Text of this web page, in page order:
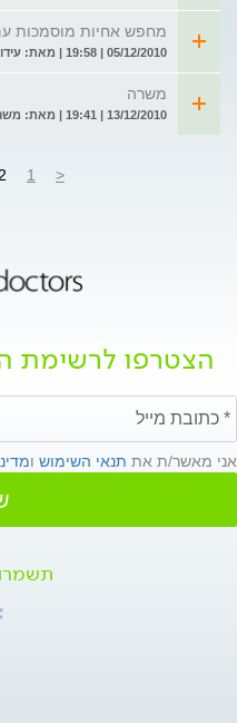
מחפש אחיות מוסמכות עם
05/12/2010 | 19:58 | מאת: עידו
משרה
13/12/2010 | 19:41 | מאת: משה
<
1
2
הצטרפו לרשימת
אני מאשר/ת את תנאי השימוש ו